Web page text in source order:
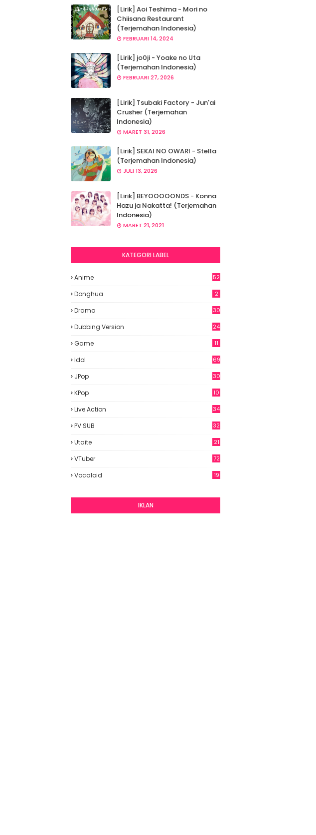
[Lirik] Aoi Teshima - Mori no
Chiisana Restaurant
(Terjemahan Indonesia)
FEBRUARI 14, 2024
[Lirik] jo0ji - Yoake no Uta
(Terjemahan Indonesia)
FEBRUARI 27, 2026
[Lirik] Tsubaki Factory - Jun'ai
Crusher (Terjemahan
Indonesia)
MARET 31, 2026
[Lirik] SEKAI NO OWARI - Stella
(Terjemahan Indonesia)
JULI 13, 2026
[Lirik] BEYOOOOONDS - Konna
Hazu ja Nakatta! (Terjemahan
Indonesia)
MARET 21, 2021
KATEGORI LABEL
Anime
52
Donghua 2
Drama 30
Dubbing Version 24
Game 11
Idol
69
JPop
30
KPop
10
Live Action 34
PV SUB 32
Utaite 21
VTuber 72
Vocaloid 19
IKLAN